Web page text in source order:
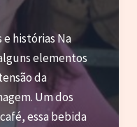
e histórias Na
elementos
da
Um dos
essa bebida